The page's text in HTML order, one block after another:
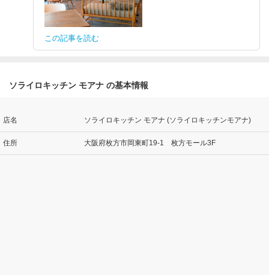
この記事を読む
ソライロキッチン モアナ の基本情報
店名 ソライロキッチン モアナ (ソライロキッチンモアナ)
住所 大阪府枚方市岡東町19-1 枚方モール3F